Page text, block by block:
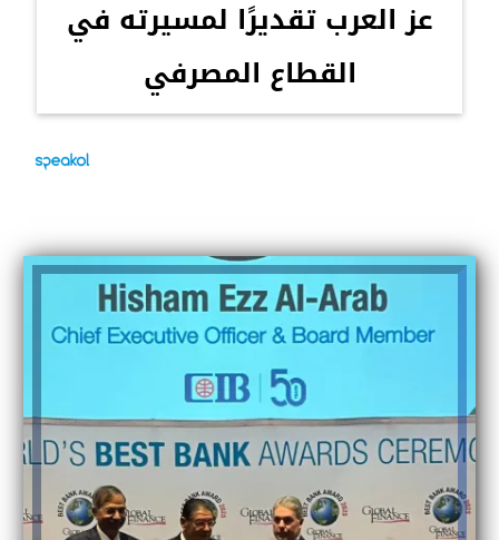
عز العرب تقديرًا لمسيرته في
القطاع المصرفي